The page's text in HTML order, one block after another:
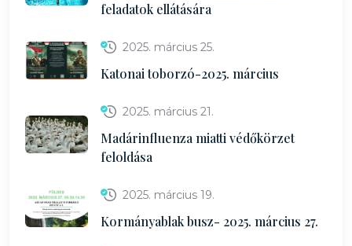
feladatok ellátására
2025. március 25.
Katonai toborzó-2025. március
2025. március 21.
Madárinfluenza miatti védőkörzet
feloldása
2025. március 19.
Kormányablak busz- 2025. március 27.